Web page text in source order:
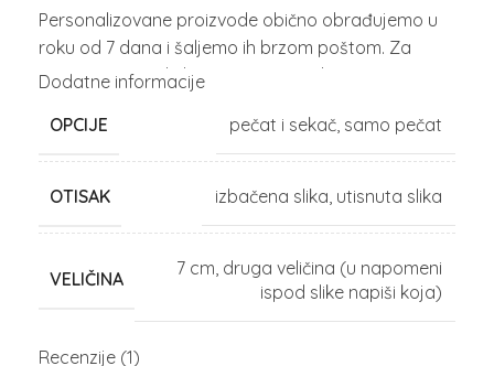
Personalizovane proizvode obično obrađujemo u
roku od 7 dana i šaljemo ih brzom poštom. Za
prioritetnu izradu logo-pečata naglasite u
slučaju.
Dodatne informacije
OPCIJE
pečat i sekač, samo pečat
OTISAK izbačena slika, utisnuta slika
VELIČINA
7 cm druga veličina (u napomeni
ispod slike napiši koja)
Recenzije (1)